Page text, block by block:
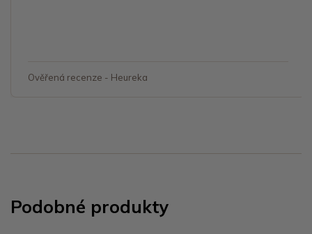
Ověřená recenze - Heureka
Podobné produkty